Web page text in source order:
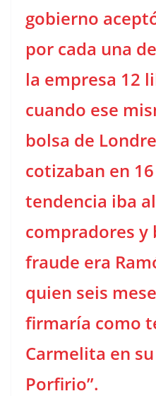
gobierno
por cada una
la empresa 12
cuando ese
bolsa de
cotizaban en
tendencia iba
compradores y
fraude era
quien seis
firmaría como
Carmelita en
Porfirio”.